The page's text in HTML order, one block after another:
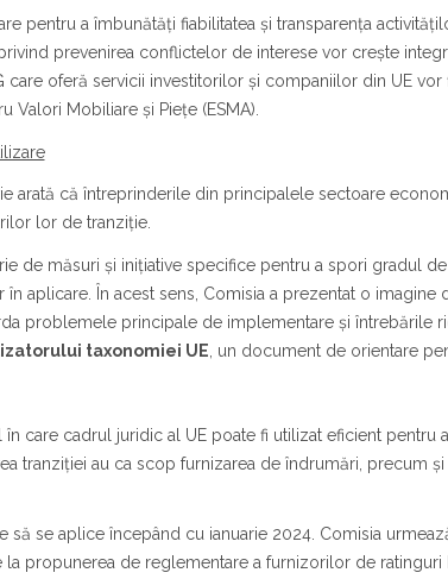
pentru a îmbunătăți fiabilitatea și transparența
prevenirea conflictelor de interese vor crește
care oferă servicii investitorilor și companiilor din UE
Valori Mobiliare și Piețe (ESMA).
arată că întreprinderile din principalele sectoare
lor de tranziție.
de măsuri și inițiative specifice pentru a spori gradul
aplicare. În acest sens, Comisia a prezentat o
problemele principale de implementare și întrebările
taxonomiei UE , un document de orientare
care cadrul juridic al UE poate fi utilizat eficient pentru
tranziției au ca scop furnizarea de îndrumări, precum
să se aplice începând cu ianuarie 2024. Comisia
propunerea de reglementare a furnizorilor de ratinguri